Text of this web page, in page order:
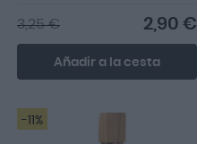
2,90 €
3,25 €
Añadir a la cesta
-11%